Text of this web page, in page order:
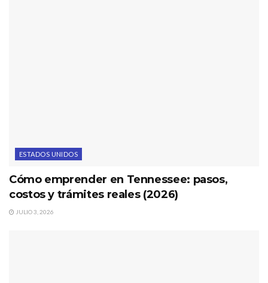
ESTADOS UNIDOS
Cómo emprender en Tennessee: pasos,
costos y trámites reales (2026)
JULIO 3, 2026